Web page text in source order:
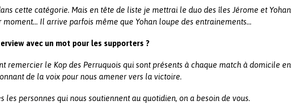
cette catégorie. Mais en tête de liste je mettrai le duo des îles Jérome et
Il arrive parfois même que Yohan loupe des entrainements…
avec un mot pour les supporters ?
remercier le Kop des Perruquois qui sont présents à chaque match à domicile en
de la voix pour nous amener vers la victoire.
les personnes qui nous soutiennent au quotidien, on a besoin de vous.